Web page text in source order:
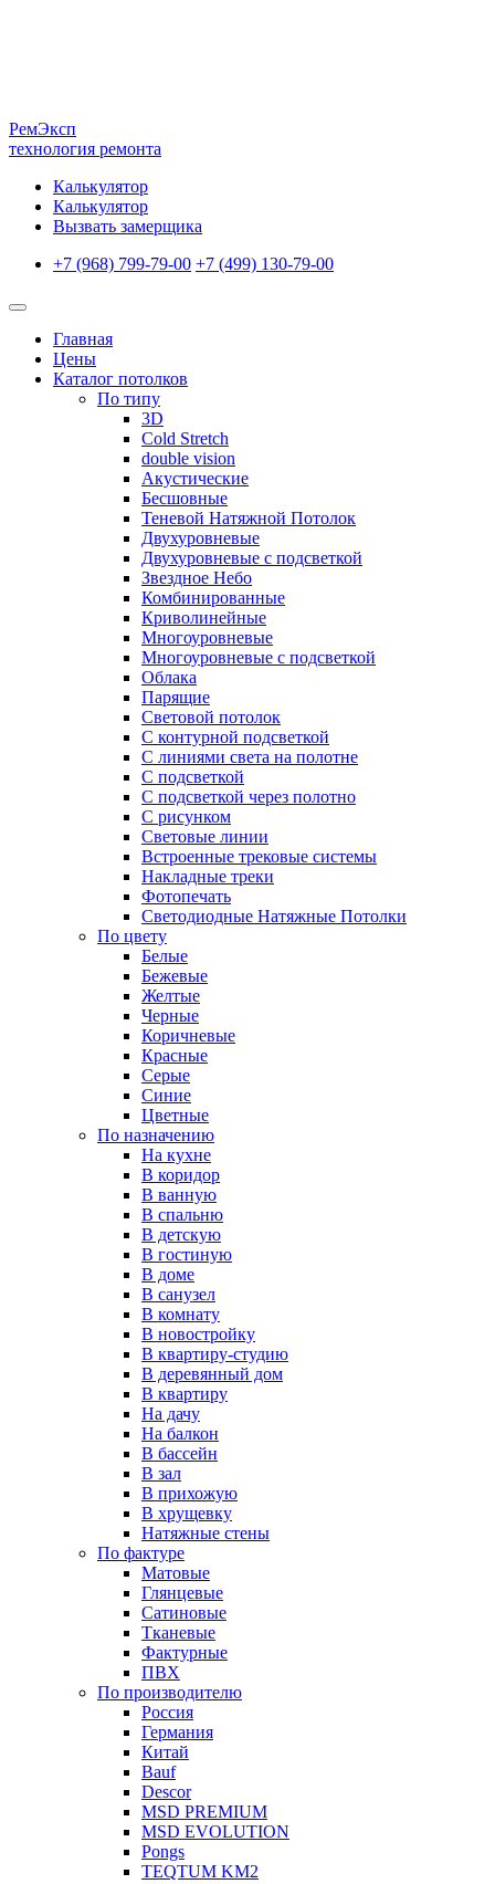
РемЭксп
технология ремонта
Калькулятор
Калькулятор
Вызвать замерщика
+7 (968) 799-79-00 +7 (499) 130-79-00
Главная
Цены
Каталог потолков
По типу
3D
Cold Stretch
double vision
Акустические
Бесшовные
Теневой Натяжной Потолок
Двухуровневые
Двухуровневые с подсветкой
Звездное Небо
Комбинированные
Криволинейные
Многоуровневые
Многоуровневые с подсветкой
Облака
Парящие
Световой потолок
С контурной подсветкой
С линиями света на полотне
С подсветкой
С подсветкой через полотно
С рисунком
Световые линии
Встроенные трековые системы
Накладные треки
Фотопечать
Светодиодные Натяжные Потолки
По цвету
Белые
Бежевые
Желтые
Черные
Коричневые
Красные
Серые
Синие
Цветные
По назначению
На кухне
В коридор
В ванную
В спальню
В детскую
В гостиную
В доме
В санузел
В комнату
В новостройку
В квартиру-студию
В деревянный дом
В квартиру
На дачу
На балкон
В бассейн
В зал
В прихожую
В хрущевку
Натяжные стены
По фактуре
Матовые
Глянцевые
Сатиновые
Тканевые
Фактурные
ПВХ
По производителю
Россия
Германия
Китай
Вauf
Descor
MSD PREMIUM
MSD EVOLUTION
Pongs
TEQTUM KM2